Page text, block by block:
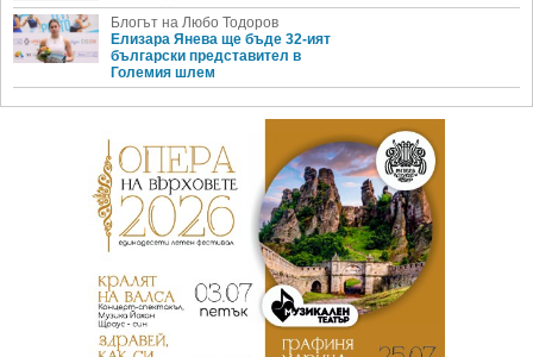
Блогът на Любо Тодоров
Елизара Янева ще бъде 32-ият
български представител в
Големия шлем